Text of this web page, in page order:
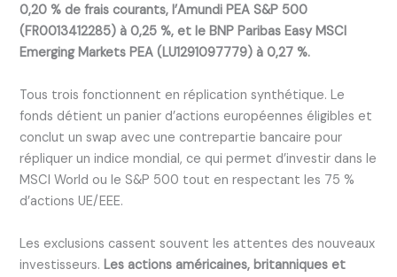
0,20 % de frais courants, l’Amundi PEA S&P 500
(FR0013412285) à 0,25 %, et le BNP Paribas Easy MSCI
Emerging Markets PEA (LU1291097779) à 0,27 %.
Tous trois fonctionnent en réplication synthétique. Le
fonds détient un panier d’actions européennes éligibles et
conclut un swap avec une contrepartie bancaire pour
répliquer un indice mondial, ce qui permet d’investir dans le
MSCI World ou le S&P 500 tout en respectant les 75 %
d’actions UE/EEE.
Les exclusions cassent souvent les attentes des nouveaux
investisseurs.Les actions américaines, britanniques et